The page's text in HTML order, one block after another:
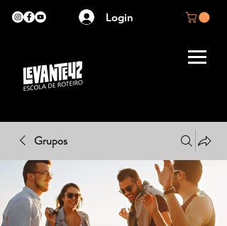
Login
Grupos